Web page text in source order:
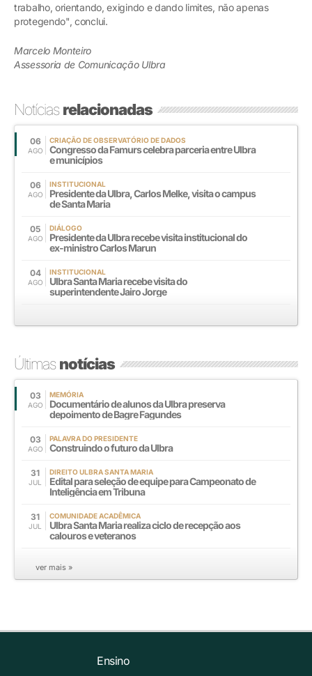
trabalho, orientando, exigindo e dando limites, não apenas
protegendo", conclui.
Marcelo Monteiro
Assessoria de Comunicação Ulbra
Notíciasrelacionadas
06
AGO
CRIAÇÃO DE OBSERVATÓRIO DE DADOS
Congresso da Famurs celebra parceria entre Ulbra
e municípios
06
AGO
INSTITUCIONAL
Presidente da Ulbra, Carlos Melke, visita o campus
de Santa Maria
05
AGO
DIÁLOGO
Presidente da Ulbra recebe visita institucional do
ex-ministro Carlos Marun
04
AGO
INSTITUCIONAL
Ulbra Santa Maria recebe visita do
superintendente Jairo Jorge
Últimasnotícias
03
AGO
MEMÓRIA
Documentário de alunos da Ulbra preserva
depoimento de Bagre Fagundes
03
AGO
PALAVRA DO PRESIDENTE
Construindo o futuro da Ulbra
31
JUL
DIREITO ULBRA SANTA MARIA
Edital para seleção de equipe para Campeonato de
Inteligência em Tribuna
31
JUL
COMUNIDADE ACADÊMICA
Ulbra Santa Maria realiza ciclo de recepção aos
calouros e veteranos
ver mais »
Ensino